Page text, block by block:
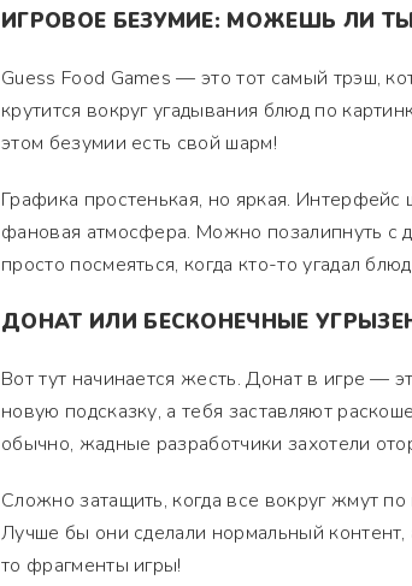
ИГРОВОЕ БЕЗУМИЕ: МОЖЕШЬ ЛИ
Guess Food Games — это тот самый трэш,
крутится вокруг угадывания блюд по
этом безумии есть свой шарм!
Графика простенькая, но яркая.
фановая атмосфера. Можно позалипнуть с
просто посмеяться, когда кто-то угадал
ДОНАТ ИЛИ БЕСКОНЕЧНЫЕ
Вот тут начинается жесть. Донат в игре —
новую подсказку, а тебя заставляют
обычно, жадные разработчики захотели
Сложно затащить, когда все вокруг жмут
Лучше бы они сделали нормальный контент,
то фрагменты игры!